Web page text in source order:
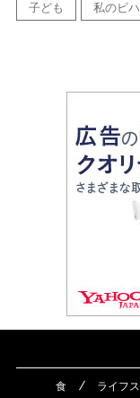
子ども 私のビ
食 ライフ